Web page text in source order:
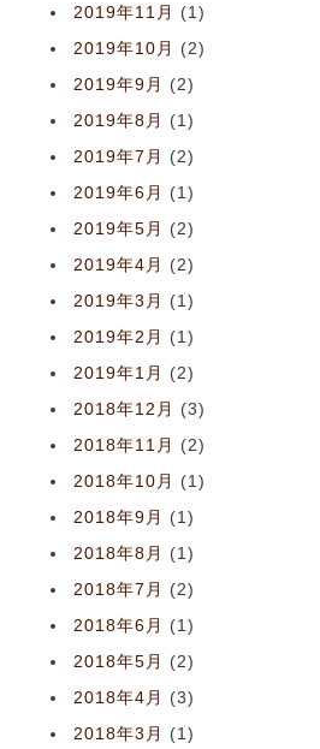
2019年11月
(1)
2019年10月
(2)
2019年9月
(2)
2019年8月
(1)
2019年7月
(2)
2019年6月
(1)
2019年5月
(2)
2019年4月
(2)
2019年3月
(1)
2019年2月
(1)
2019年1月
(2)
2018年12月
(3)
2018年11月
(2)
2018年10月
(1)
2018年9月
(1)
2018年8月
(1)
2018年7月
(2)
2018年6月
(1)
2018年5月
(2)
2018年4月
(3)
2018年3月
(1)